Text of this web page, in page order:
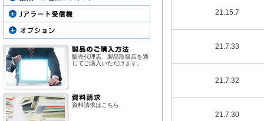
21.15.7
21.7.33
21.7.32
21.7.30
販売代理店、製品取扱店を通
じてご購入いただけます。
資料請求はこちら